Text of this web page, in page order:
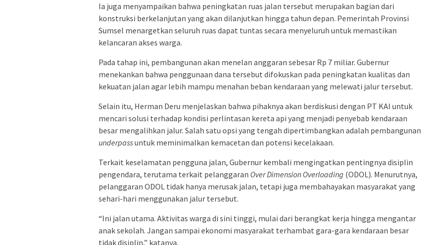
Ia juga menyampaikan bahwa peningkatan ruas jalan tersebut merupakan bagian dari
konstruksi berkelanjutan yang akan dilanjutkan hingga tahun depan. Pemerintah Provinsi
Sumsel menargetkan seluruh ruas dapat tuntas secara menyeluruh untuk memastikan
kelancaran akses warga.
Pada tahap ini, pembangunan akan menelan anggaran sebesar Rp 7 miliar. Gubernur
menekankan bahwa penggunaan dana tersebut difokuskan pada peningkatan kualitas dan
kekuatan jalan agar lebih mampu menahan beban kendaraan yang melewati jalur tersebut.
Selain itu, Herman Deru menjelaskan bahwa pihaknya akan berdiskusi dengan PT KAI untuk
mencari solusi terhadap kondisi perlintasan kereta api yang menjadi penyebab kendaraan
besar mengalihkan jalur. Salah satu opsi yang tengah dipertimbangkan adalah pembangunan
underpassuntuk meminimalkan kemacetan dan potensi kecelakaan.
Terkait keselamatan pengguna jalan, Gubernur kembali mengingatkan pentingnya disiplin
pengendara, terutama terkait pelanggaran Over Dimension Overloading (ODOL). Menurutnya,
pelanggaran ODOL tidak hanya merusak jalan, tetapi juga membahayakan masyarakat yang
sehari-hari menggunakan jalur tersebut.
“Ini jalan utama. Aktivitas warga di sini tinggi, mulai dari berangkat kerja hingga mengantar
anak sekolah. Jangan sampai ekonomi masyarakat terhambat gara-gara kendaraan besar
tidak disiplin,” katanya.